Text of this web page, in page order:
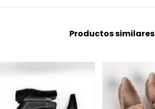
Productos similares